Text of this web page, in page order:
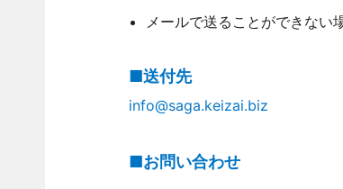
メールで送ることができない
■送付先
info@saga.keizai.biz
■お問い合わせ